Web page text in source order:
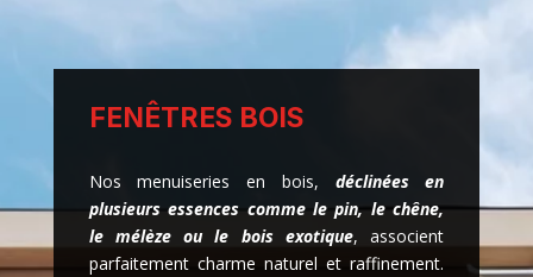
FENÊTRES BOIS
Nos menuiseries en bois, déclinées en
plusieurs essences comme le pin, le chêne,
le mélèze ou le bois exotique, associent
parfaitement charme naturel et raffinement.